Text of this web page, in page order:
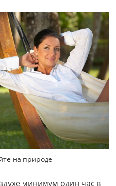
на природе
минимум один час в